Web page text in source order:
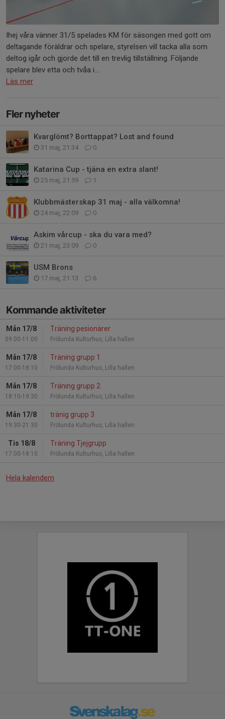
Ihej våra vänner 31/5 spelades KM för säsongen med gott om
deltagande föräldrar och spelare, styrelsen vill tacka alla som
deltog igår och gjorde det till en trevlig tillställning. Följande
spelare blev etta och tvåa i...
Läs mer
Fler nyheter
Kvarglömt? Borttappat? Lost and found
31 maj, 21:34 0
Katarina Cup - tjäna en extra slant!
25 maj, 21:59 1
Klubbmästerskap 31 maj - alla välkomna!
24 maj, 22:09 0
Askim vårcup - ska du vara med?
21 maj, 23:09 0
USM Brons
17 maj, 21:13 6
Kommande aktiviteter
Mån 17/8
09:00-11:00
Träning pesionärer
Frölunda Kulturhus, Lilla hallen
Mån 17/8
17:00-18:10
Träning grupp 1
Frölunda Kulturhus, Lilla hallen
Mån 17/8
18:10-19:30
Träning grupp 2
Frölunda Kulturhus, Lilla hallen
Mån 17/8
19:30-21:30
tränig grupp 3
Frölunda Kulturhus, Lilla hallen
Tis 18/8
17:00-18:10
Träning Tjejgrupp
Frölunda Kulturhus, Lilla hallen
Hela kalendern